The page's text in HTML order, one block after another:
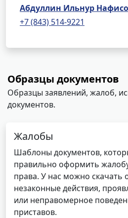
Абдуллин Ильнур
+7 (843) 514-9221
Образцы документов
Образцы заявлений, жалоб,
документов.
Жалобы
Шаблоны документов,
правильно оформить
права. У нас можно скачать
незаконные действия,
или неправомерное
приставов.